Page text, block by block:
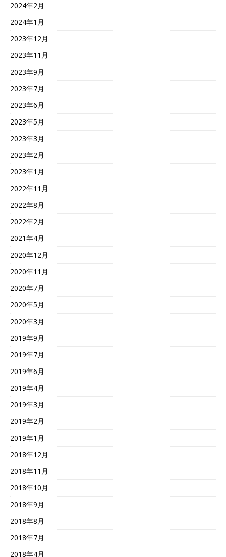
2024年2月
2024年1月
2023年12月
2023年11月
2023年9月
2023年7月
2023年6月
2023年5月
2023年3月
2023年2月
2023年1月
2022年11月
2022年8月
2022年2月
2021年4月
2020年12月
2020年11月
2020年7月
2020年5月
2020年3月
2019年9月
2019年7月
2019年6月
2019年4月
2019年3月
2019年2月
2019年1月
2018年12月
2018年11月
2018年10月
2018年9月
2018年8月
2018年7月
2018年4月